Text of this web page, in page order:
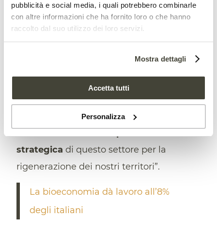
pubblicità e social media, i quali potrebbero combinarle
con altre informazioni che ha fornito loro o che hanno
raccolto dal suo utilizzo dei loro servizi.
Mostra dettagli
Accetta tutti
Personalizza
sono e favorendo il carbon farming “,
aggiunge Bastioli. Nel mentre, “in Italia
bioeconomia”. Insomma, comeha
kermesse ravennate, “occorre ora un
cambio di passo nella direzione del
strategica di questo settore per la
rigenerazione dei nostri territori”.
La bioeconomia dà lavoro all’8%
degli italiani